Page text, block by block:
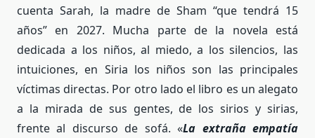
cuenta Sarah, la madre de Sham “que tendrá 15
años” en 2027. Mucha parte de la novela está
dedicada a los niños, al miedo, a los silencios, las
intuiciones, en Siria los niños son las principales
víctimas directas. Por otro lado el libro es un alegato
a la mirada de sus gentes, de los sirios y sirias,
frente al discurso de sofá. «La extraña empatía